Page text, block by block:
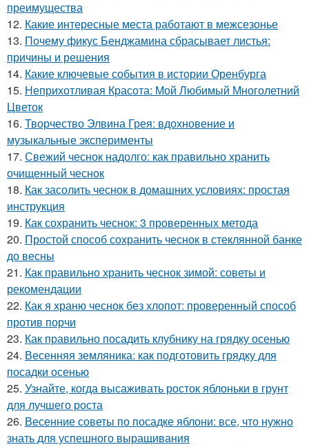
преимущества
12. Какие интересные места работают в межсезонье
13. Почему фикус Бенджамина сбрасывает листья:
причины и решения
14. Какие ключевые события в истории Оренбурга
15. Неприхотливая Красота: Мой Любимый Многолетний
Цветок
16. Творчество Элвина Грея: вдохновение и
музыкальные эксперименты
17. Свежий чеснок надолго: как правильно хранить
очищенный чеснок
18. Как засолить чеснок в домашних условиях: простая
инструкция
19. Как сохранить чеснок: 3 проверенных метода
20. Простой способ сохранить чеснок в стеклянной банке
до весны
21. Как правильно хранить чеснок зимой: советы и
рекомендации
22. Как я храню чеснок без хлопот: проверенный способ
против порчи
23. Как правильно посадить клубнику на грядку осенью
24. Весенняя земляника: как подготовить грядку для
посадки осенью
25. Узнайте, когда высаживать росток яблоньки в грунт
для лучшего роста
26. Весенние советы по посадке яблони: все, что нужно
знать для успешного выращивания